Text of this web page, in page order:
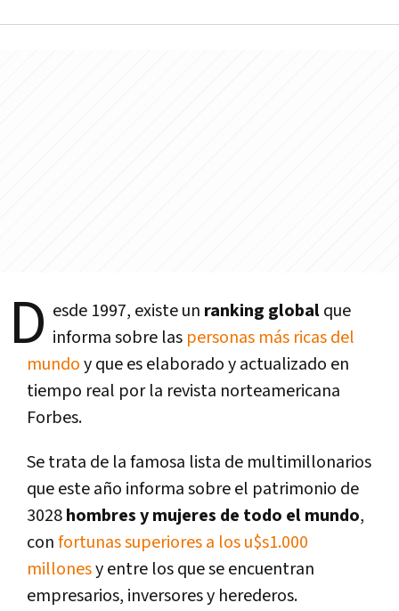
D esde 1997, existe un ranking globalque
informa sobre las personas más ricas del
mundoy que es elaborado y actualizado en
tiempo real por la revista norteamericana
Forbes.
Se trata de la famosa lista de multimillonarios
que este año informa sobre el patrimonio de
3028hombres y mujeres de todo el mundo,
confortunas superiores a los u$s1.000
millonesy entre los que se encuentran
empresarios, inversores y herederos.